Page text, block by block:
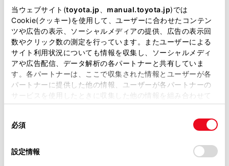
当ウェブサイト(toyota.jp manual.toyota.jp)では
Cookie(クッキー)を使用して、ユーザーに合わせたコンテン
ツや広告の表示、ソーシャルメディアの提供、広告の表示回
数やクリック数の測定を行っています。またユーザーによる
サイト利用状況についても情報を収集し、ソーシャルメディ
アや広告配信、データ解析の各パートナーと共有していま
す。各パートナーは、ここで収集された情報とユーザーが各
パートナーに提供した他の情報、ユーザーが各パートナーの
サービスを使用したときに収集した他の情報を組み合わせて
使用することがあります。当ウェブサイトの使用を続行する
デバイスにすべてのCookie(クッキー)が保存されることに同
意したことになります。Cookie(クッキー)のオプトアウト、
必須
設定情報
マイネ北茨城
シエンタ
マイネ古河
マイネ下館